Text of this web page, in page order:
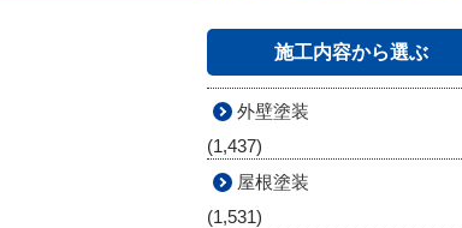
施工内容から選ぶ
外壁塗装
(1,437)
屋根塗装
(1,531)